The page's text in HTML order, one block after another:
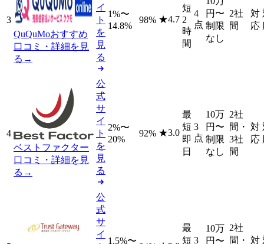
3
QuQuMoおすすめ
口コミ・詳細を見
る →
イ
ト
を
見
る
1%〜
14.8%
98% ★4.7
短
2
時
間
4
点
円 〜
制限
なし
2社
間
対
応
4
ベストファクター
口コミ・詳細を見
る →
公
式
サ
イ
ト
を
見
る
2%〜
20%
92% ★3.0
最
短
即
日
3
点
10万
円 〜
制限
なし
2社
間・
3社
間
対
応
公
式
サ
イ
1.5%〜
最
短 3
10万
円 〜
2社
間・ 対